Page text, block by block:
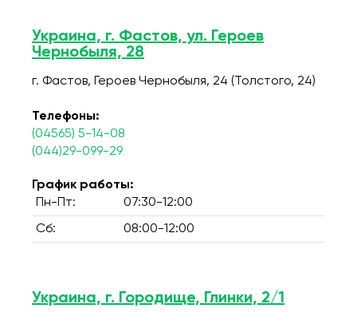
Украина, г. Фастов, ул. Героев
Чернобыля, 28
г. Фастов, Героев Чернобыля, 24 (Толстого, 24)
Телефоны:
(04565) 5-14-08
(044)29-099-29
График работы:
Пн-Пт:
07:30-12:00
Сб: 08:00-12:00
Украина, г. Городище, Глинки, 2/1